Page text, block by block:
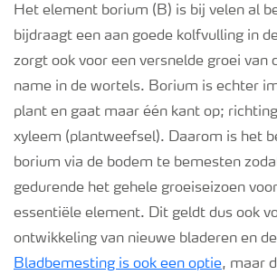
Het element borium (B) is bij velen al
bijdraagt een aan goede kolfvulling in
zorgt ook voor een versnelde groei van
name in de wortels. Borium is echter
plant en gaat maar één kant op;
xyleem (plantweefsel). Daarom is het
borium via de bodem te bemesten
gedurende het gehele groeiseizoen
essentiële element. Dit geldt dus ook
ontwikkeling van nieuwe bladeren en
Bladbemesting is ook een optie, maar